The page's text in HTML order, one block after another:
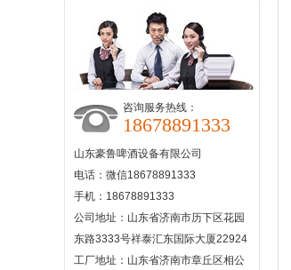
咨询服务热线：
18678891333
山东豪鲁啤酒设备有限公司
电话：微信18678891333
手机：18678891333
公司地址：山东省济南市历下区花园
东路3333号祥泰汇东国际大厦22924
工厂地址：山东省济南市章丘区相公